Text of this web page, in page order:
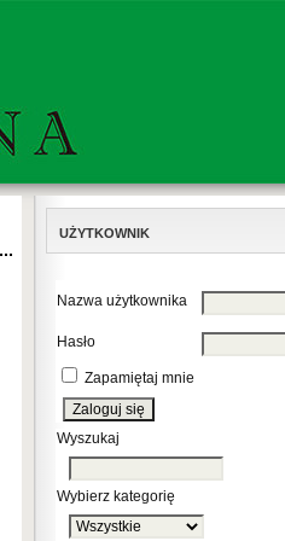
UŻYTKOWNIK
Nazwa użytkownika
Hasło
Zapamiętaj mnie
Wyszukaj
Wybierz kategorię